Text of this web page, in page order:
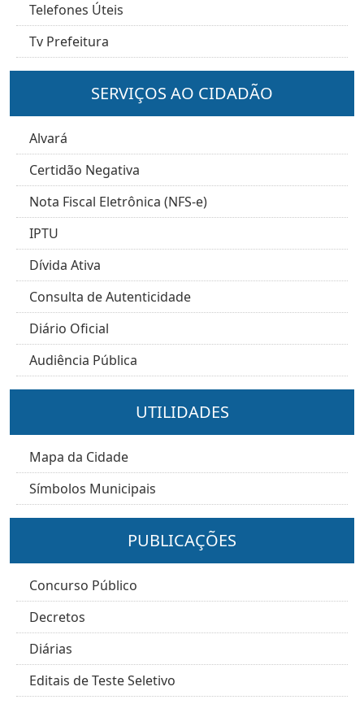
Telefones Úteis
Tv Prefeitura
SERVIÇOS AO CIDADÃO
Alvará
Certidão Negativa
Nota Fiscal Eletrônica (NFS-e)
IPTU
Dívida Ativa
Consulta de Autenticidade
Diário Oficial
Audiência Pública
UTILIDADES
Mapa da Cidade
Símbolos Municipais
PUBLICAÇÕES
Concurso Público
Decretos
Diárias
Editais de Teste Seletivo